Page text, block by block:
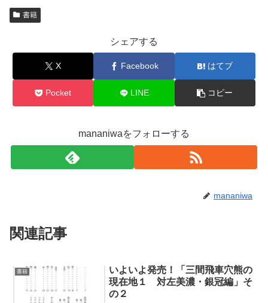
書籍
シェアする
X Facebook はてブ
Pocket LINE コピー
mananiwaをフォローする
mananiwa
関連記事
書籍
いよいよ発売！「三間飛車穴熊の
現在地１ 対左美濃・銀冠編」そ
の２